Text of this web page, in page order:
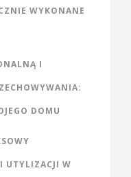
WYKONANE
I
DOMU
UTYLIZACJI W